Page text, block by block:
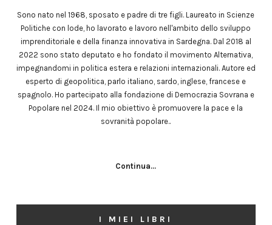
Sono nato nel 1968, sposato e padre di tre figli. Laureato in Scienze
Politiche con lode, ho lavorato e lavoro nell'ambito dello sviluppo
imprenditoriale e della finanza innovativa in Sardegna. Dal 2018 al
2022 sono stato deputato e ho fondato il movimento Alternativa,
impegnandomi in politica estera e relazioni internazionali. Autore ed
esperto di geopolitica, parlo italiano, sardo, inglese, francese e
spagnolo. Ho partecipato alla fondazione di Democrazia Sovrana e
Popolare nel 2024. Il mio obiettivo è promuovere la pace e la
sovranità popolare..
Continua...
I MIEI LIBRI